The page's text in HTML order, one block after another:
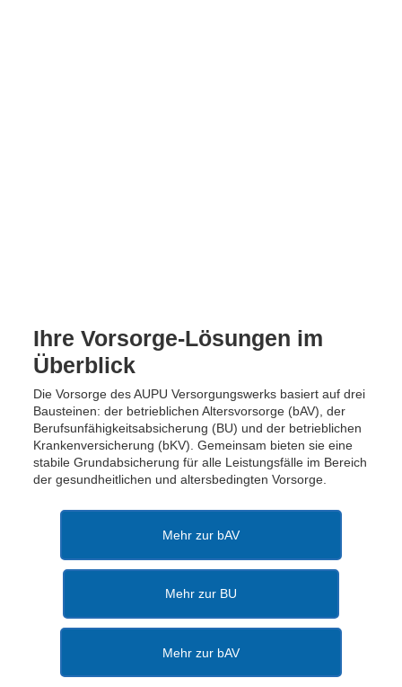
Ihre Vorsorge-Lösungen im
Überblick
Die Vorsorge des AUPU Versorgungswerks basiert auf drei
Bausteinen: der betrieblichen Altersvorsorge (bAV), der
Berufsunfähigkeitsabsicherung (BU) und der betrieblichen
Krankenversicherung (bKV). Gemeinsam bieten sie eine
stabile Grundabsicherung für alle Leistungsfälle im Bereich
der gesundheitlichen und altersbedingten Vorsorge.
Mehr zur bAV
Mehr zur BU
Mehr zur bAV